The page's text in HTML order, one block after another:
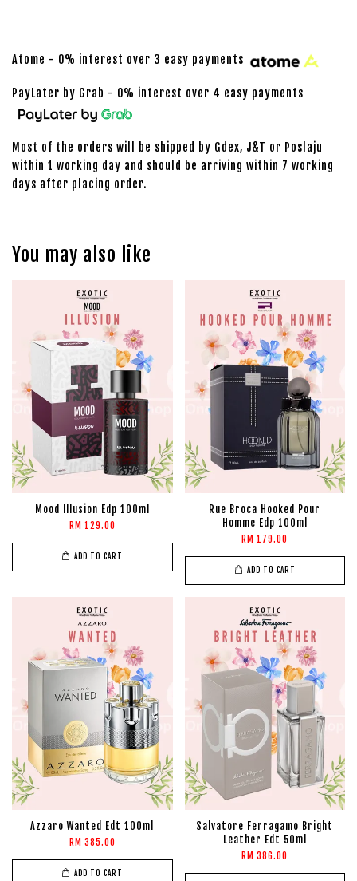
Atome - 0% interest over 3 easy payments
PayLater by Grab - 0% interest over 4 easy payments
Most of the orders will be shipped by Gdex, J&T or Poslaju
within 1 working day and should be arriving within 7 working
days after placing order.
You may also like
Mood Illusion Edp 100ml
RM 129.00
ADD TO CART
Rue Broca Hooked Pour
Homme Edp 100ml
RM 179.00
ADD TO CART
Azzaro Wanted Edt 100ml
RM 385.00
ADD TO CART
Salvatore Ferragamo Bright
Leather Edt 50ml
RM 386.00